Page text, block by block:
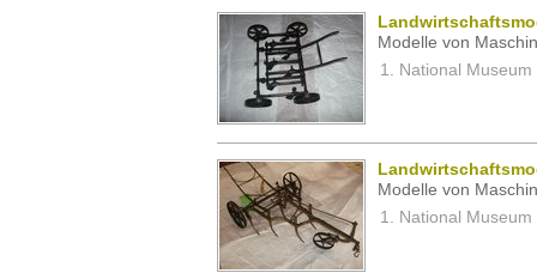
Modelle von
National Museum
Modelle von
National Museum